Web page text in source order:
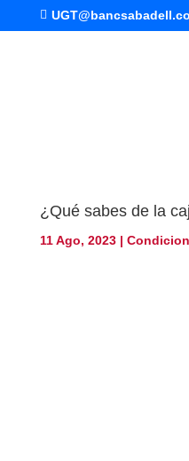

¿Qué sabes de la
11 Ago, 2023|